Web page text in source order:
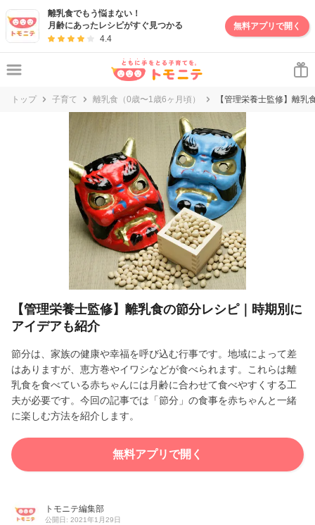
離乳食でもう悩まない！
月齢にあったレシピがすぐ見つかる
4.4
無料アプリで開く
トップ 子育て 離乳食（0歳〜1歳6ヶ月頃） 【管理栄養士監修】離
【管理栄養士監修】離乳食の節分レシピ｜時期別に
アイデアも紹介
節分は、家族の健康や幸福を呼び込む行事です。地域によって差
はありますが、恵方巻やイワシなどが食べられます。これらは離
乳食を食べている赤ちゃんには月齢に合わせて食べやすくする工
夫が必要です。今回の記事では「節分」の食事を赤ちゃんと一緒
に楽しむ方法を紹介します。
無料アプリで開く
トモニテ編集部
公開日: 2021年1月29日
妊娠・出産・子育て情報サイト | トモニテ